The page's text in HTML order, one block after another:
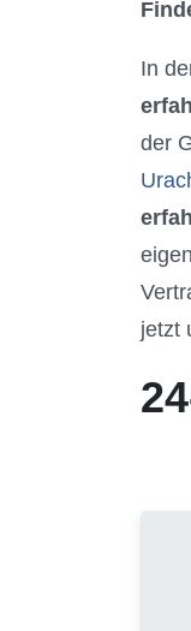
In
der
jetzt